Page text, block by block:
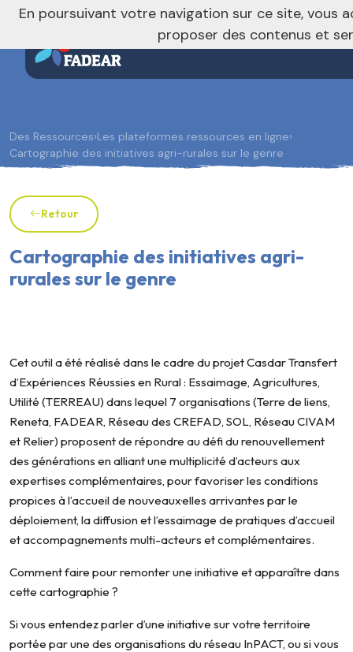
nivo_2026: 1
Des Ressources›Les plateformes ressources en ligne›
Cartographie des initiatives agri-rurales sur le genre
Retour
Cartographie des initiatives agri-
rurales sur le genre
Cet outil a été réalisé dans le cadre du projet Casdar Transfert
d’Expériences Réussies en Rural : Essaimage, Agricultures,
Utilité (TERREAU) dans lequel 7 organisations (Terre de liens,
Reneta, FADEAR, Réseau des CREFAD, SOL, Réseau CIVAM
et Relier) proposent de répondre au défi du renouvellement
des générations en alliant une multiplicité d’acteurs aux
expertises complémentaires, pour favoriser les conditions
propices à l’accueil de nouveaux·elles arrivant·es par le
déploiement, la diffusion et l’essaimage de pratiques d’accueil
et accompagnements multi-acteurs et complémentaires.
Comment faire pour remonter une initiative et apparaître dans
cette cartographie ?
Si vous entendez parler d’une initiative sur votre territoire
portée par une des organisations du réseau InPACT, ou si vous
En poursuivant votre navigation sur ce site, vous
proposer des contenus et